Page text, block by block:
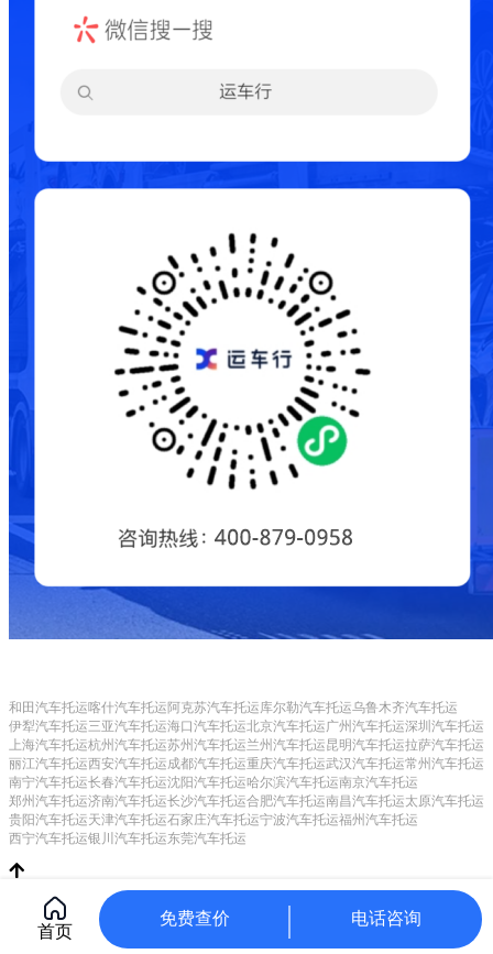
和田汽车托运喀什汽车托运阿克苏汽车托运库尔勒汽车托运乌鲁木齐汽车托运
伊犁汽车托运三亚汽车托运海口汽车托运北京汽车托运广州汽车托运深圳汽车托运
上海汽车托运杭州汽车托运苏州汽车托运兰州汽车托运昆明汽车托运拉萨汽车托运
丽江汽车托运西安汽车托运成都汽车托运重庆汽车托运武汉汽车托运常州汽车托运
南宁汽车托运长春汽车托运沈阳汽车托运哈尔滨汽车托运南京汽车托运
郑州汽车托运济南汽车托运长沙汽车托运合肥汽车托运南昌汽车托运太原汽车托运
贵阳汽车托运天津汽车托运石家庄汽车托运宁波汽车托运福州汽车托运
西宁汽车托运银川汽车托运东莞汽车托运
首页
免费查价 电话咨询
Copyright © 常州甲保御网络科技有限公司CorePress
苏ICP备17025925号-2苏公网安备 32040402000340号增值电信
业务经营许可证：苏B2-20190748
平台自律公约